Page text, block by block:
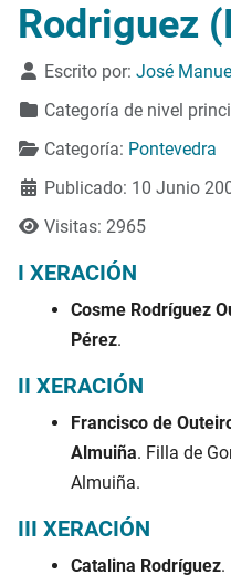
Rodriguez
Detalles
Escrito por: José
Categoría de nivel
Categoría: Pontevedra
Publicado: 10 Junio
Visitas: 2965
I XERACIÓN
Cosme Rodríguez
Pérez.
II XERACIÓN
Francisco de
Almuiña. Filla de
Almuiña.
III XERACIÓN
Catalina Rodríguez.